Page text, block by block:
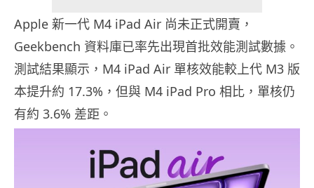
Apple 新一代 M4 iPad Air 尚未正式開賣，
Geekbench 資料庫已率先出現首批效能測試數據。
測試結果顯示，M4 iPad Air 單核效能較上代 M3 版
本提升約 17.3%，但與 M4 iPad Pro 相比，單核仍
有約 3.6% 差距。